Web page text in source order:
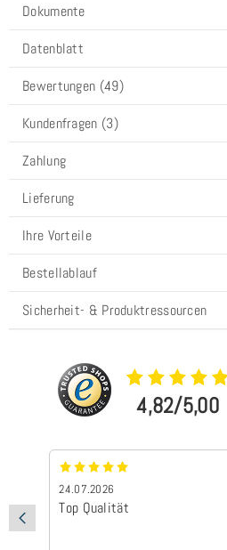
Dokumente
Datenblatt
Bewertungen (49)
Kundenfragen (3)
Zahlung
Lieferung
Ihre Vorteile
Bestellablauf
Sicherheit- & Produktressourcen
4,82/5,00
24.07.2026
Top Qualität